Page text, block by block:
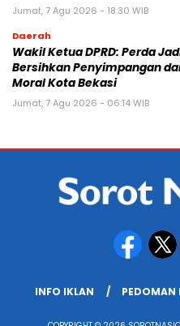
Jumat, 7 Agu 2026 - 18:30 WIB
Daerah
Wakil Ketua DPRD: Perda
Bersihkan Penyimpangan
Moral Kota Bekasi
Jumat, 7 Agu 2026 - 06:14 WIB
INFO IKLAN PEDOMAN